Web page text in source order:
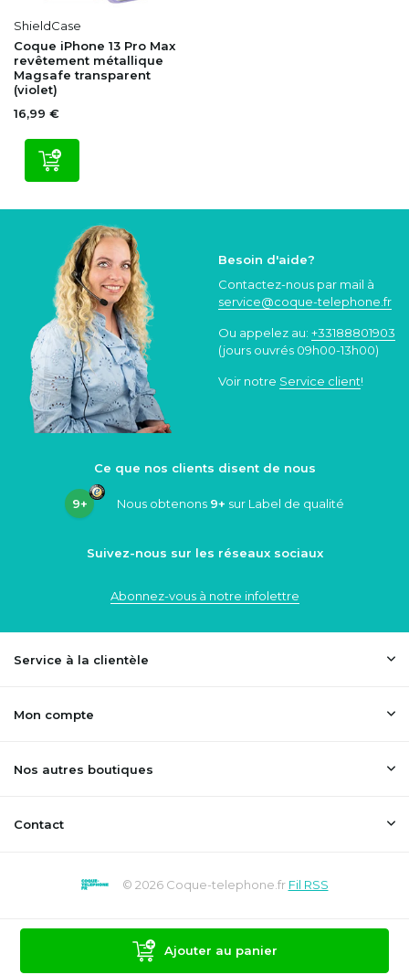
Ajouter au panier
ShieldCase
Coque iPhone 13 Pro Max
revêtement métallique
Magsafe transparent
(violet)
16,99 €
Besoin d'aide?
Contactez-nous par mail à
service@coque-telephone.fr
Ou appelez au: +33188801903
(jours ouvrés 09h00-13h00)
Voir notre Service client!
Ce que nos clients disent de nous
9+ Nous obtenons 9+ sur Label de qualité
Suivez-nous sur les réseaux sociaux
Abonnez-vous à notre infolettre
Service à la clientèle
Mon compte
Nos autres boutiques
Contact
© 2026 Coque-telephone.fr Fil RSS